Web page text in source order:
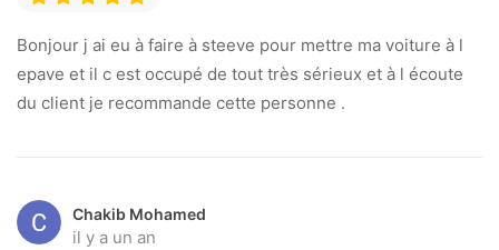
Bonjour j ai eu à faire à steeve pour mettre ma voiture à l
epave et il c est occupé de tout très sérieux et à l écoute
du client je recommande cette personne .
Chakib Mohamed
il y a un an